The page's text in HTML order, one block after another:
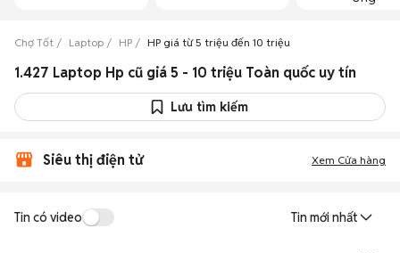
Chợ Tốt Laptop HP HP giá từ 5 triệu đến 10 triệu
1.427 Laptop Hp cũ giá 5 - 10 triệu Toàn quốc uy tín
Lưu tìm kiếm
Siêu thị điện tử Xem Cửa hàng
Tin có video Tin mới nhất